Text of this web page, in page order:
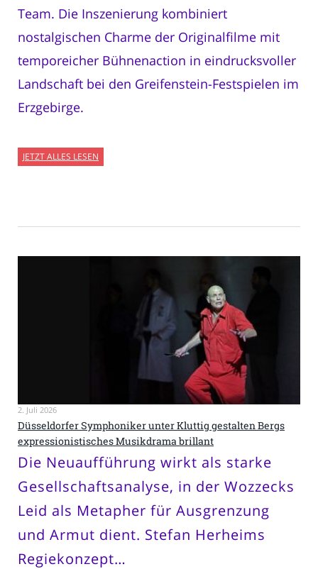
Team. Die Inszenierung kombiniert
nostalgischen Charme der Originalfilme mit
temporeicher Bühnenaction in eindrucksvoller
Landschaft bei den Greifenstein-Festspielen im
Erzgebirge.
JETZT ALLES LESEN
2. Juli 2026
Düsseldorfer Symphoniker unter Kluttig gestalten Bergs
expressionistisches Musikdrama brillant
Die Neuaufführung wirkt als starke
Gesellschaftsanalyse, in der Wozzecks
Leid als Metapher für Ausgrenzung
und Armut dient. Stefan Herheims
Regiekonzept…